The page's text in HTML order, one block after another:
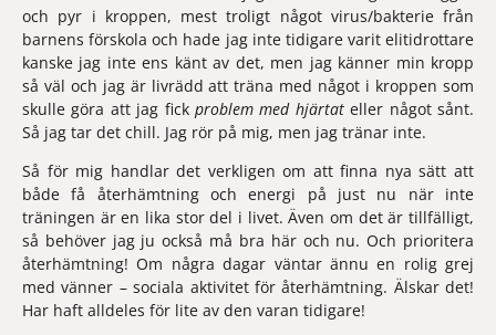
och pyr i kroppen, mest troligt något virus/bakterie från
barnens förskola och hade jag inte tidigare varit elitidrottare
kanske jag inte ens känt av det, men jag känner min kropp
så väl och jag är livrädd att träna med något i kroppen som
skulle göra att jag fick problem med hjärtateller något sånt.
Så jag tar det chill. Jag rör på mig, men jag tränar inte.
Så för mig handlar det verkligen om att finna nya sätt att
både få återhämtning och energi på just nu när inte
träningen är en lika stor del i livet. Även om det är tillfälligt,
så behöver jag ju också må bra här och nu. Och prioritera
återhämtning! Om några dagar väntar ännu en rolig grej
med vänner – sociala aktivitet för återhämtning. Älskar det!
Har haft alldeles för lite av den varan tidigare!